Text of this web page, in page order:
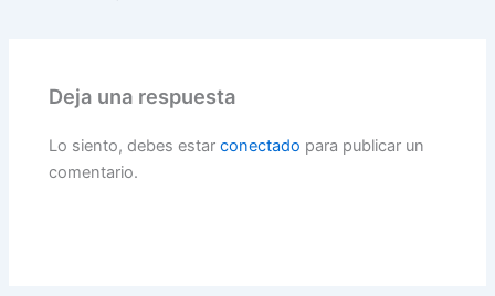
Deja una respuesta
Lo siento, debes estarconectado para publicar un
comentario.